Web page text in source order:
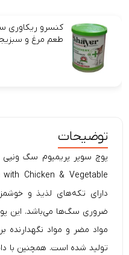
کنسرو ریکاوری
طعم مرغ و
توضیحات
پوچ سوپر پریمیوم سگ
دارای تکه‌های لذیذ و
ضروری سگ‌ها می‌باشد. این
مواد مضر و مواد نگهدارنده